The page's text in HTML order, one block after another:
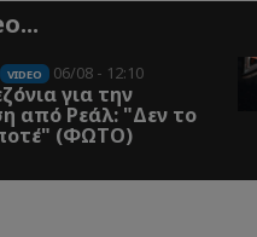
VIDEO 06/08 - 12:10
για την
από Ρεάλ: "Δεν το
(ΦΩΤΟ)